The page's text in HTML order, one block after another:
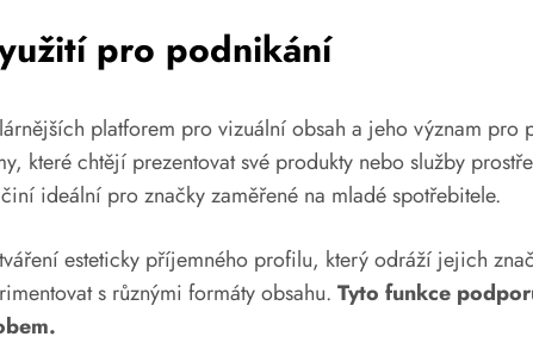
pro podnikání
platforem pro vizuální obsah a jeho význam
které chtějí prezentovat své produkty nebo služby
ideální pro značky zaměřené na mladé spotřebitele.
esteticky příjemného profilu, který odráží jejich
s různými formáty obsahu. Tyto funkce